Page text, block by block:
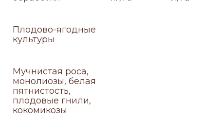
Плодово-ягодные
культуры
Мучнистая роса,
монолиозы, белая
пятнистость,
плодовые гнили,
кокомикозы